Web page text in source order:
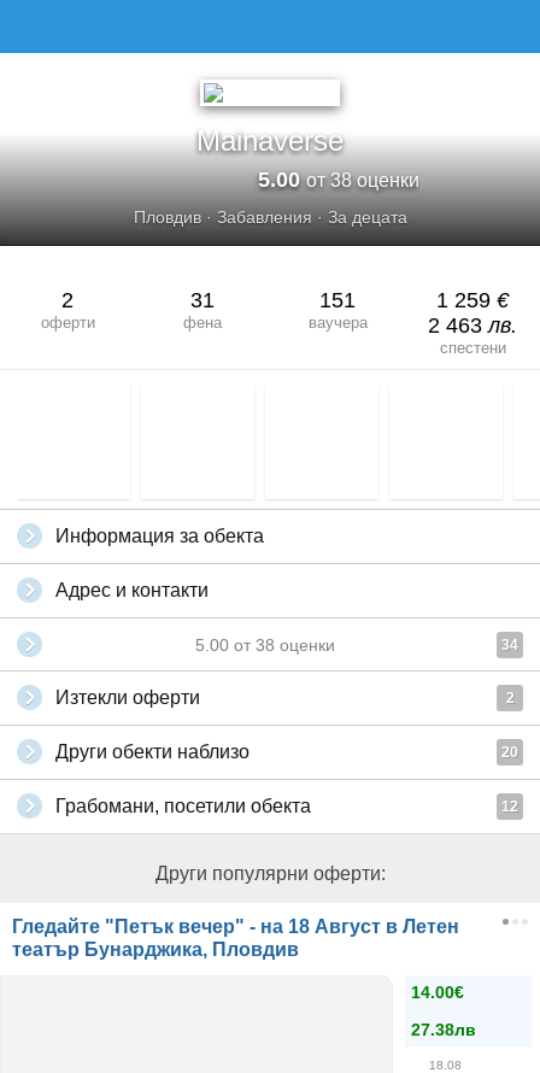
Mainaverse
5.00от 38 оценки
Пловдив· Забавления· За децата
2
оферти
31
фена
151
ваучера
1 259 €
2 463лв.
спестени
Информация за обекта
Адрес и контакти
5.00 от 38 оценки 34
Изтекли оферти 2
Други обекти наблизо 20
Грабомани, посетили обекта 12
Други популярни оферти:
Гледайте "Петък вечер" - на 18 Август в Летен
театър Бунарджика, Пловдив
14.00€
27.38лв
18.08